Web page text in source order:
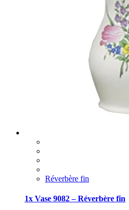
Réverbère fin
1x Vase 9082 – Réverbère fin